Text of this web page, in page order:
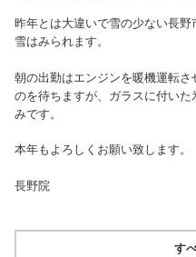
昨年とは大違いで雪の少ない長
雪はみられます。
朝の出勤はエンジンを暖機運転
のを待ちますが、ガラスに付い
みです。
本年もよろしくお願い致します。
長野院
す